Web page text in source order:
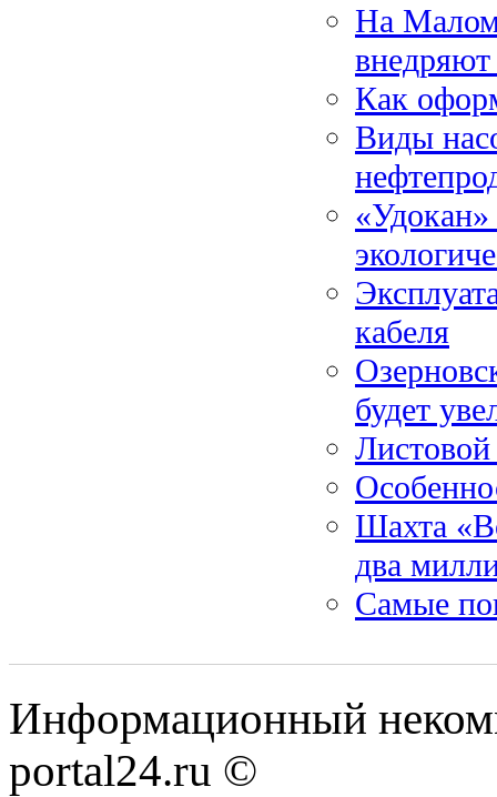
На
Как
Виды
кабеля
будет
Шахта
два
Самые
Информационный
portal24.ru ©